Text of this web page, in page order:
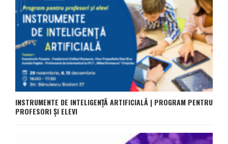
INSTRUMENTE DE INTELIGENȚĂ ARTIFICIALĂ | PROGRAM PENTRU
PROFESORI ȘI ELEVI